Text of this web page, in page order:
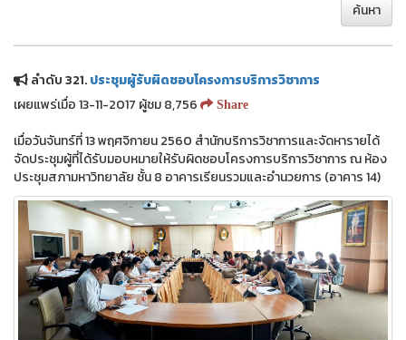
ค้นหา
ลำดับ 321.ประชุมผู้รับผิดชอบโครงการบริการวิชาการ
เผยแพร่เมื่อ 13-11-2017 ผู้ชม 8,756
Share
เมื่อวันจันทร์ที่ 13 พฤศจิกายน 2560 สำนักบริการวิชาการและจัดหารายได้
จัดประชุมผู้ที่ได้รับมอบหมายให้รับผิดชอบโครงการบริการวิชาการ ณ ห้อง
ประชุมสภามหาวิทยาลัย ชั้น 8 อาคารเรียนรวมและอำนวยการ (อาคาร 14)